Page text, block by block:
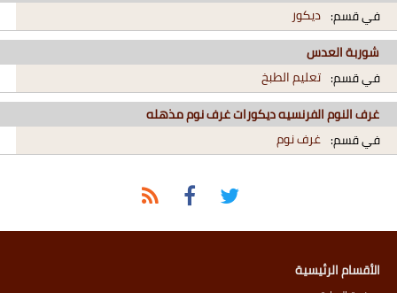
في قسم: ديكور
شوربة العدس
في قسم: تعليم الطبخ
غرف النوم الفرنسيه ديكورات غرف نوم مذهله
في قسم: غرف نوم
الأقسام الرئيسية